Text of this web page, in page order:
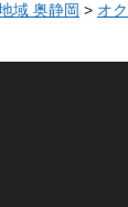
域 奥静岡 > オ